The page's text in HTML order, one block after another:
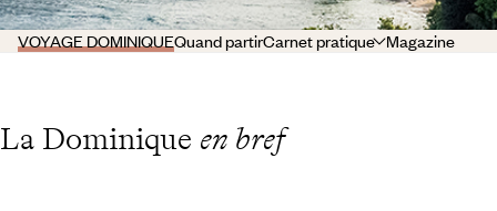
VOYAGE DOMINIQUEQuand partirCarnet pratique Magazine
La Dominique en bref